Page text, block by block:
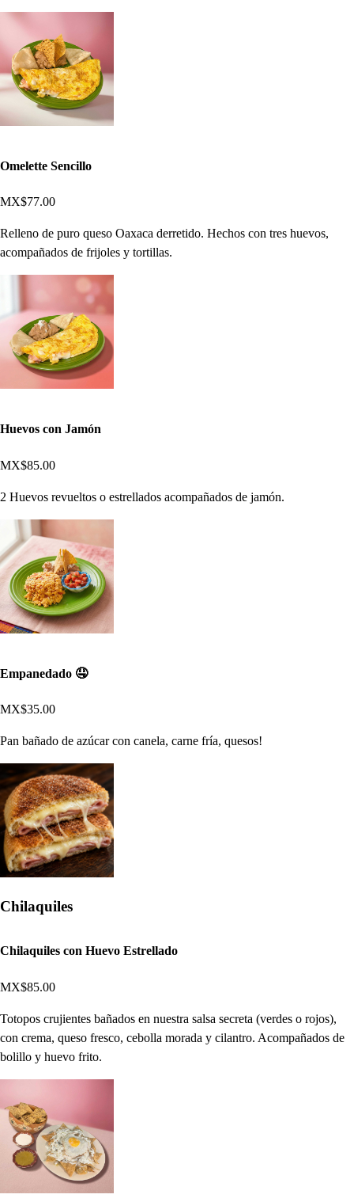
Omelette Sencillo
MX$77.00
Relleno de puro queso Oaxaca derretido. Hechos con tres huevos,
acompañados de frijoles y tortillas.
Huevos con Jamón
MX$85.00
2 Huevos revueltos o estrellados acompañados de jamón.
Empanedado 🤤
MX$35.00
Pan bañado de azúcar con canela, carne fría, quesos!
Chilaquiles
Chilaquiles con Huevo Estrellado
MX$85.00
Totopos crujientes bañados en nuestra salsa secreta (verdes o rojos),
con crema, queso fresco, cebolla morada y cilantro. Acompañados de
bolillo y huevo frito.